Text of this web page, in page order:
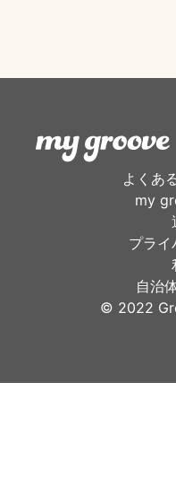
よくあ
my
プライ
自治
©︎ 2022